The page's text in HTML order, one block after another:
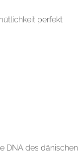
perfekt
DNA des dänischen